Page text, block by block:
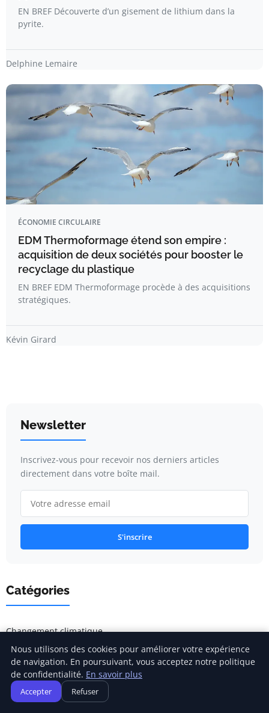
EN BREF Découverte d’un gisement de lithium dans la
pyrite.
Delphine Lemaire
ÉCONOMIE CIRCULAIRE
EDM Thermoformage étend son empire :
acquisition de deux sociétés pour booster le
recyclage du plastique
EN BREF EDM Thermoformage procède à des acquisitions
stratégiques.
Kévin Girard
Newsletter
Inscrivez-vous pour recevoir nos derniers articles
directement dans votre boîte mail.
S'inscrire
Catégories
Changement climatique
Développement durable
General
Nous utilisons des cookies pour améliorer votre expérience
de navigation. En poursuivant, vous acceptez notre politique
de confidentialité. En savoir plus
Accepter Refuser